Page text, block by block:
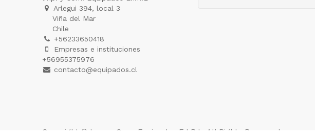
Arlegui 394, local 3
Viña del Mar
Chile
+56233650418
Empresas e instituciones
+56955375976
contacto@equipados.cl
Copyright © Imp. y Com. Equipados E.I.R.L . All Rights Reserved.